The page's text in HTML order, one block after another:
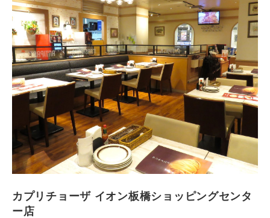
カプリチョーザ イオン板橋ショッピングセンタ
ー店